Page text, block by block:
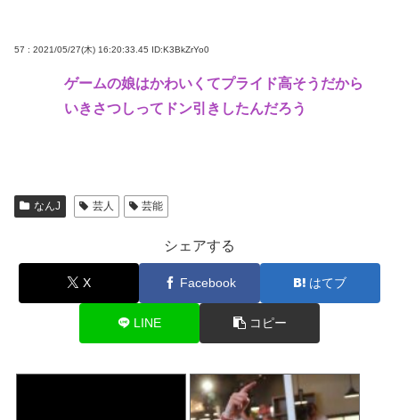
57 : 2021/05/27(木) 16:20:33.45 ID:K3BkZrYo0
ゲームの娘はかわいくてプライド高そうだから
いきさつしってドン引きしたんだろう
なんJ 芸人 芸能
シェアする
X Facebook はてブ
LINE コピー